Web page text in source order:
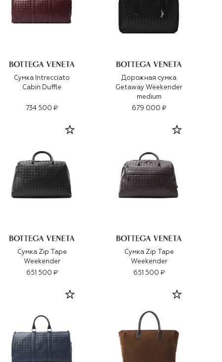
Сумка Intrecciato
Cabin Duffle
734 500 ₽
Дорожная сумка
Getaway Weekender
medium
679 000 ₽
Сумка Zip Tape
Weekender
651 500 ₽
Сумка Zip Tape
Weekender
651 500 ₽